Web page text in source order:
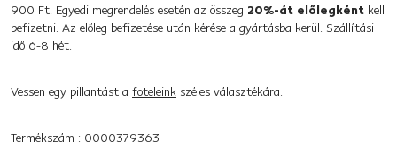
900 Ft. Egyedi megrendelés esetén az összeg 20%-át előlegként kell
befizetni. Az előleg befizetése után kérése a gyártásba kerül. Szállítási
idő 6-8 hét.
Vessen egy pillantást a foteleink széles választékára.
Termékszám : 0000379363